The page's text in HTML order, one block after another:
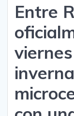
Entre